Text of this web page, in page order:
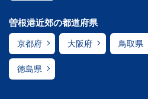
曽根港近郊の都道府県
京都府 大阪府 鳥取県
徳島県